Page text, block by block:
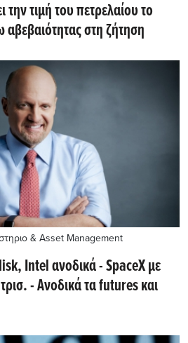
τιμή του πετρελαίου το
στη ζήτηση
& Asset Management
Intel ανοδικά - SpaceX με
- Aνοδικά τα futures και